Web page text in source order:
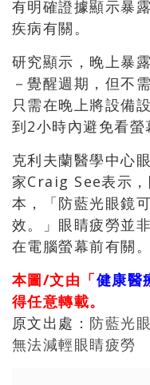
有明確證據顯示暴
疾病有關。
研究顯示，晚上暴
－覺醒週期，但不
只需在晚上將設備
到2小時內避免看螢
克利夫蘭醫學中心
家Craig See表示
本，「防藍光眼鏡
效。」眼睛疲勞並
在電腦螢幕前有關。
本圖/文由「健康醫
得任意轉載。
原文出處： 防藍光
無法減輕眼睛疲勞